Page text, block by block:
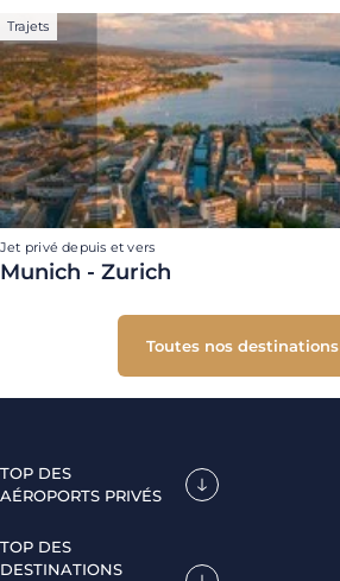
Trajets
Jet privé depuis et vers
Munich - Zurich
Toutes nos destinations
TOP DES
AÉROPORTS PRIVÉS
TOP DES
DESTINATIONS